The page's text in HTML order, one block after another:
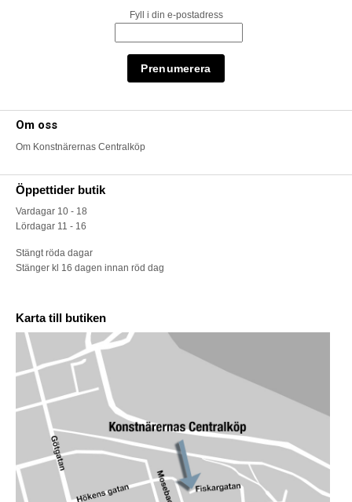
Fyll i din e-postadress
Om oss
Om Konstnärernas Centralköp
Öppettider butik
Vardagar 10 - 18
Lördagar 11 - 16
Stängt röda dagar
Stänger kl 16 dagen innan röd dag
Karta till butiken